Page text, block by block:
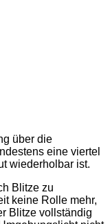
über die
eine viertel
wiederholbar ist.
Blitze zu
keine Rolle mehr,
Blitze vollständig